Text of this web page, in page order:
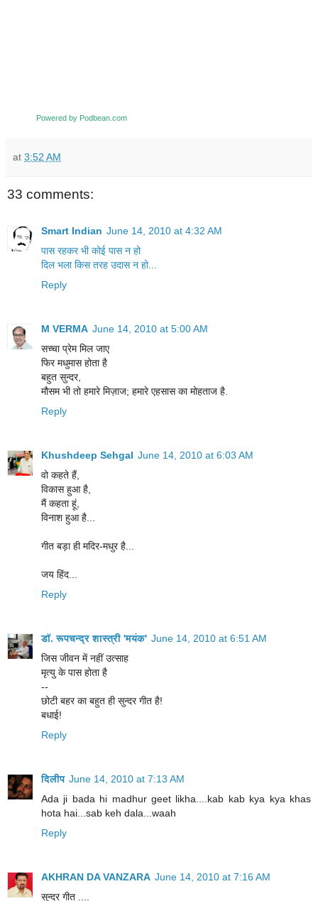
Powered by Podbean.com
at 3:52 AM
33 comments:
Smart Indian June 14, 2010 at 4:32 AM
पास रहकर भी कोई पास न हो
दिल भला किस तरह उदास न हो...
Reply
M VERMA June 14, 2010 at 5:00 AM
सच्चा प्रेम मिल जाए
फिर मधुमास होता है
बहुत सुन्दर,
मौसम भी तो हमारे मिज़ाज; हमारे एहसास का मोहताज है.
Reply
Khushdeep Sehgal June 14, 2010 at 6:03 AM
वो कहते हैं,
विकास हुआ है,
मैं कहता हूं,
विनाश हुआ है...
गीत बड़ा ही मदिर-मधुर है...
जय हिंद...
Reply
डॉ. रूपचन्द्र शास्त्री 'मयंक' June 14, 2010 at 6:51 AM
जिस जीवन में नहीं उत्साह
मृत्यु के पास होता है
--
छोटी बहर का बहुत ही सुन्दर गीत है!
बधाई!
Reply
दिलीप June 14, 2010 at 7:13 AM
Ada ji bada hi madhur geet likha....kab kab kya kya khas
hota hai...sab keh dala...waah
Reply
AKHRAN DA VANZARA June 14, 2010 at 7:16 AM
सुन्दर गीत ....